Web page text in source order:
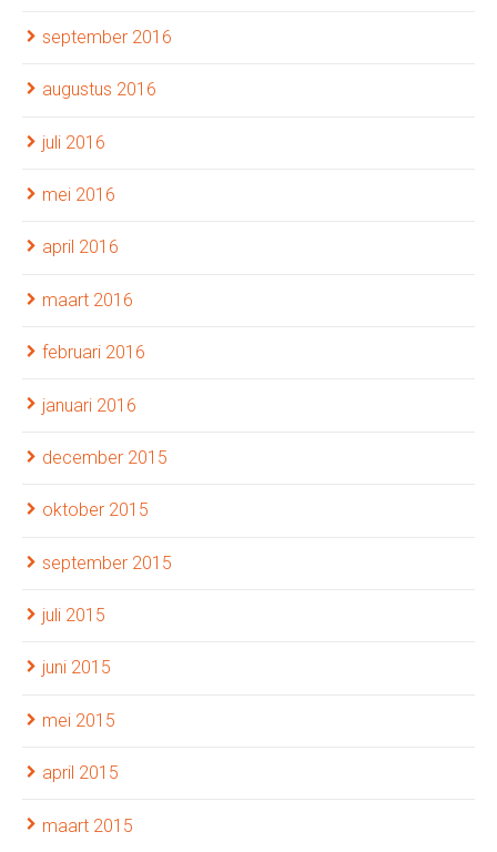
september 2016
augustus 2016
juli 2016
mei 2016
april 2016
maart 2016
februari 2016
januari 2016
december 2015
oktober 2015
september 2015
juli 2015
juni 2015
mei 2015
april 2015
maart 2015